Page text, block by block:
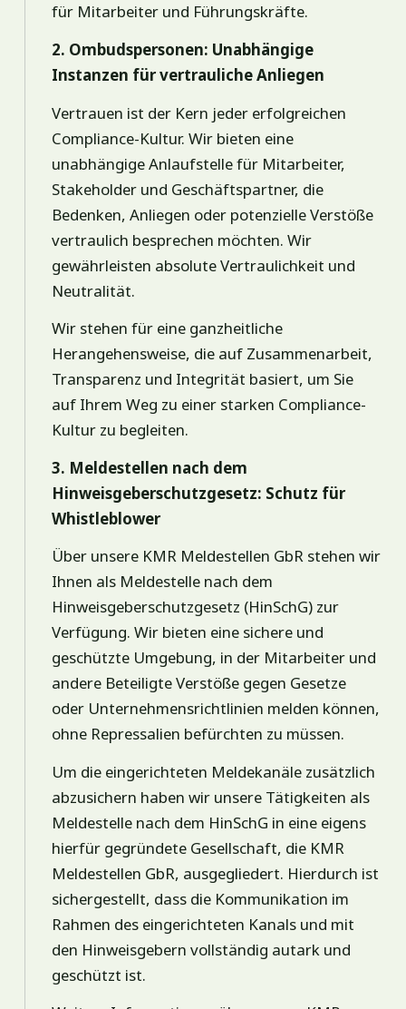
für Mitarbeiter und Führungskräfte.
2. Ombudspersonen: Unabhängige
Instanzen für vertrauliche Anliegen
Vertrauen ist der Kern jeder erfolgreichen
Compliance-Kultur. Wir bieten eine
unabhängige Anlaufstelle für Mitarbeiter,
Stakeholder und Geschäftspartner, die
Bedenken, Anliegen oder potenzielle Verstöße
vertraulich besprechen möchten. Wir
gewährleisten absolute Vertraulichkeit und
Neutralität.
Wir stehen für eine ganzheitliche
Herangehensweise, die auf Zusammenarbeit,
Transparenz und Integrität basiert, um Sie
auf Ihrem Weg zu einer starken Compliance-
Kultur zu begleiten.
3. Meldestellen nach dem
Hinweisgeberschutzgesetz: Schutz für
Whistleblower
Über unsere KMR Meldestellen GbR stehen wir
Ihnen als Meldestelle nach dem
Hinweisgeberschutzgesetz (HinSchG) zur
Verfügung. Wir bieten eine sichere und
geschützte Umgebung, in der Mitarbeiter und
andere Beteiligte Verstöße gegen Gesetze
oder Unternehmensrichtlinien melden können,
ohne Repressalien befürchten zu müssen.
Um die eingerichteten Meldekanäle zusätzlich
abzusichern haben wir unsere Tätigkeiten als
Meldestelle nach dem HinSchG in eine eigens
hierfür gegründete Gesellschaft, die KMR
Meldestellen GbR, ausgegliedert. Hierdurch ist
sichergestellt, dass die Kommunikation im
Rahmen des eingerichteten Kanals und mit
den Hinweisgebern vollständig autark und
geschützt ist.